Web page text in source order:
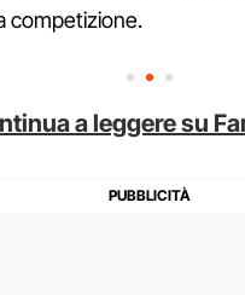
competizione.
a leggere su